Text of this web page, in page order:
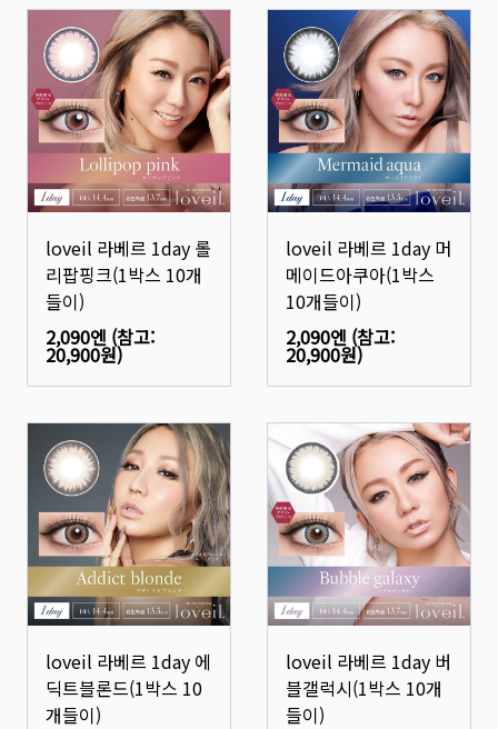
loveil 라베르 1day 롤
리팝핑크(1박스 10개
들이)
2,090엔 (참고:
20,900원)
loveil 라베르 1day 머
메이드아쿠아(1박스
10개들이)
2,090엔 (참고:
20,900원)
loveil 라베르 1day 에
딕트블론드(1박스 10
개들이)
loveil 라베르 1day 버
블갤럭시(1박스 10개
들이)